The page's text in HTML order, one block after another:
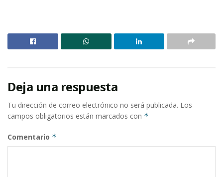
Deja una respuesta
Tu dirección de correo electrónico no será publicada. Los
campos obligatorios están marcados con *
Comentario *